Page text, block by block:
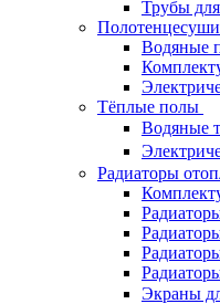
Трубы
Водяные
Тёплые полы
Водяные
Радиаторы
Экраны